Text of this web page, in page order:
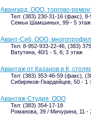
Авангард, ООО, торгово-
Тел: (383) 230-31-16 (факс),
Семьи Шамшиных, 99 - 5 этаж
Авант-Сиб, ООО,
Тел: 8-952-933-22-46, (383)
Ватутина, 40/1 - 5, 6; 3 этаж
Авантаж от Казанов и К,
Тел: (383) 353-46-59 (факс),
Сибиряков-Гвардейцев, 50 - 1
Авантаж-Студия, ООО
Тел: (383) 354-17-18
Романова, 39 / Мичурина, 11 -